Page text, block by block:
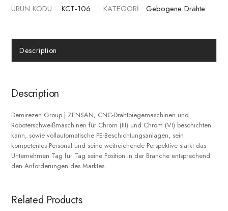
ÜRÜN KODU : KCT-106 KATEGORİ : Gebogene Drähte
Description
Description
Demirezen Group | ZENSAN, CNC-Drahtbiegemaschinen und
Roboterschweißmaschinen für Chrom (III) und Chrom (VI) beschichten
kann, sowie vollautomatische PE-Beschichtungsanlagen, sein
kompetentes Personal und seine weitreichende Perspektive stärkt das
Unternehmen Tag für Tag seine Position in der Branche entsprechend
den Anforderungen des Marktes.
Related Products